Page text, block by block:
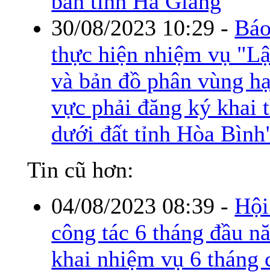
30/08/2023 10:29 -
thực hiện nhiệm vụ
và bản đồ phân vùng
vực phải đăng ký khai
dưới đất tỉnh Hòa
Tin cũ hơn:
04/08/2023 08:39 -
công tác 6 tháng đầu
khai nhiệm vụ 6 tháng